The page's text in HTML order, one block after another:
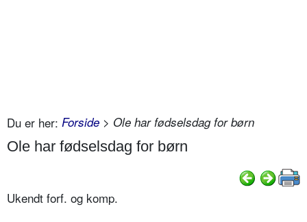
Du er her: Forside > Ole har fødselsdag for børn
Ole har fødselsdag for børn
Ukendt forf. og komp.